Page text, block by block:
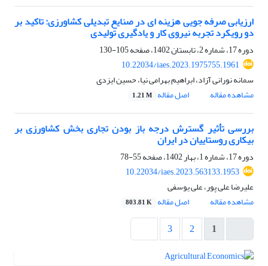
ارزیابی صرفه جویی هزینه ای در صنایع تبدیلی کشاورزی: تاکید بر
دو رویکرد تجربه نیروی کار و یادگیری تولیدی
دوره 17، شماره 2، تابستان 1402، صفحه
105-130
10.22034/iaes.2023.1975755.1961
سمانه نورانی آزاد، ابراهیم بهرامی نیا، حسین ایزدی
مشاهده مقاله
اصل مقاله 1.21 M
بررسی تأثیر گسترش درجه باز بودن تجاری بخش کشاورزی بر
بیکاری روستاییان در ایران
دوره 17، شماره 1، بهار 1402، صفحه
55-78
10.22034/iaes.2023.563133.1953
علیرضا علی ‌پور، علی یوسفی
مشاهده مقاله
اصل مقاله 803.81 K
1
2
3